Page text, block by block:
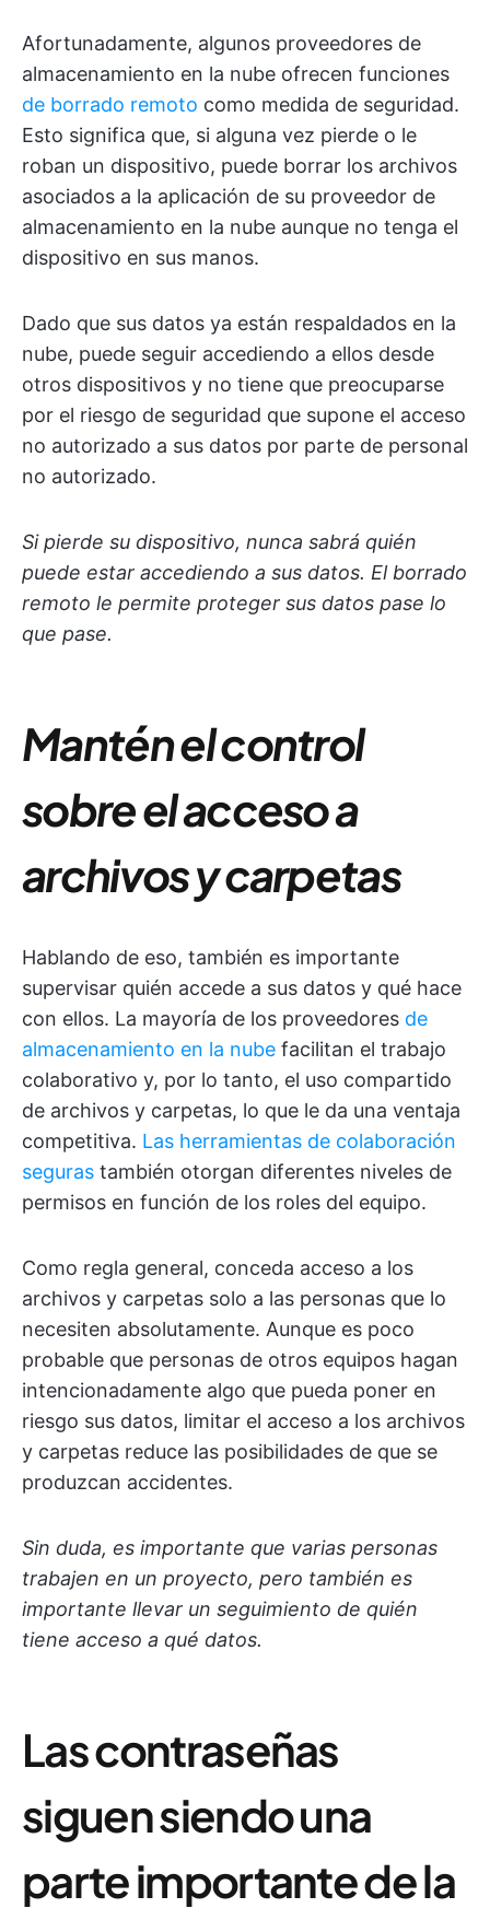
Afortunadamente, algunos proveedores de
almacenamiento en la nube ofrecen funciones
de borrado remoto como medida de seguridad.
Esto significa que, si alguna vez pierde o le
roban un dispositivo, puede borrar los archivos
asociados a la aplicación de su proveedor de
almacenamiento en la nube aunque no tenga el
dispositivo en sus manos.
Dado que sus datos ya están respaldados en la
nube, puede seguir accediendo a ellos desde
otros dispositivos y no tiene que preocuparse
por el riesgo de seguridad que supone el acceso
no autorizado a sus datos por parte de personal
no autorizado.
Si pierde su dispositivo, nunca sabrá quién
puede estar accediendo a sus datos. El borrado
remoto le permite proteger sus datos pase lo
que pase.
Mantén el control
sobre el acceso a
archivos y carpetas
Hablando de eso, también es importante
supervisar quién accede a sus datos y qué hace
con ellos. La mayoría de los proveedores de
almacenamiento en la nube facilitan el trabajo
colaborativo y, por lo tanto, el uso compartido
de archivos y carpetas, lo que le da una ventaja
competitiva. Las herramientas de colaboración
seguras también otorgan diferentes niveles de
permisos en función de los roles del equipo.
Como regla general, conceda acceso a los
archivos y carpetas solo a las personas que lo
necesiten absolutamente. Aunque es poco
probable que personas de otros equipos hagan
intencionadamente algo que pueda poner en
riesgo sus datos, limitar el acceso a los archivos
y carpetas reduce las posibilidades de que se
produzcan accidentes.
Sin duda, es importante que varias personas
trabajen en un proyecto, pero también es
importante llevar un seguimiento de quién
tiene acceso a qué datos.
Las contraseñas
siguen siendo una
parte importante de la